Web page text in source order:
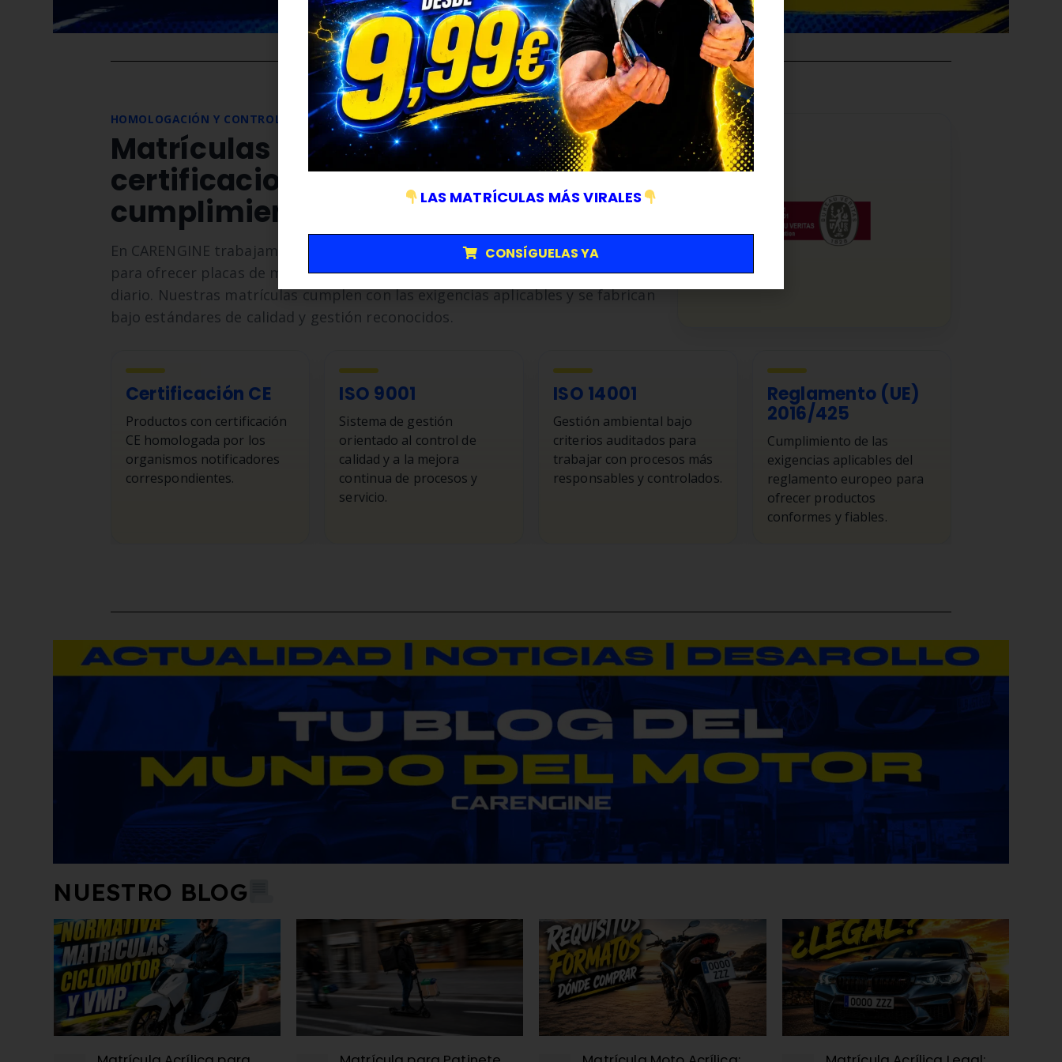
HOMOLOGACIÓN Y CONTROL DE CALIDAD
Matrículas homologadas con
certificaciones auditadas y
cumplimiento normativo
En CARENGINE trabajamos con productos certificados y procesos auditados
para ofrecer placas de matrícula fiables, resistentes y preparadas para el uso
diario. Nuestras matrículas cumplen con las exigencias aplicables y se fabrican
bajo estándares de calidad y gestión reconocidos.
Certificación CE
Productos con certificación
CE homologada por los
organismos notificadores
correspondientes.
ISO 9001
Sistema de gestión
orientado al control de
calidad y a la mejora
continua de procesos y
servicio.
ISO 14001
Gestión ambiental bajo
criterios auditados para
trabajar con procesos más
responsables y controlados.
Reglamento (UE)
2016/425
Cumplimiento de las
exigencias aplicables del
reglamento europeo para
ofrecer productos
conformes y fiables.
NUESTRO BLOG
LAS MATRÍCULAS MÁS VIRALES
CONSÍGUELAS YA